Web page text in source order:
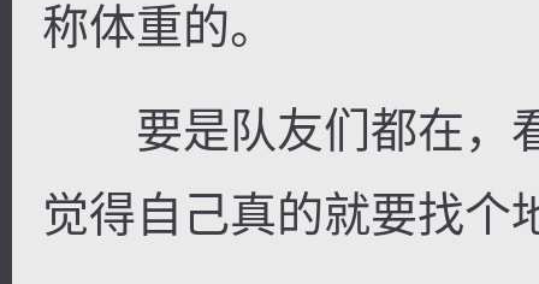
称体重的。
要是队友们都在，
觉得自己真的就要找个